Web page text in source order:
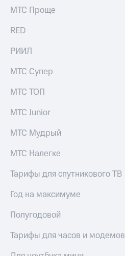
приобретения
облигаций
Описание
Уведомление
погашении
именных
облигаций
Другое
Регистратор
Контакты
деловая этика
На главную
МТС Проще
RED
РИИЛ
МТС Супер
МТС ТОП
МТС Junior
МТС Мудрый
МТС Налегке
Тарифы для спутникового ТВ
Год на максимуме
Полугодовой
Тарифы для часов и модемов